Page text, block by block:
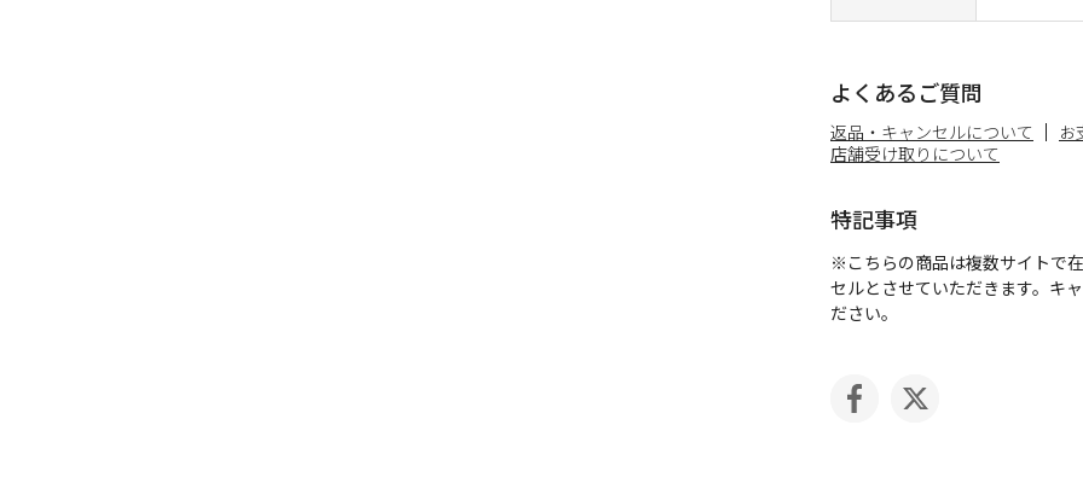
よくあるご質問
返品・キャンセルについて お
店舗受け取りについて
特記事項
※こちらの商品は複数サイトで
セルとさせていただきます。キ
ださい。